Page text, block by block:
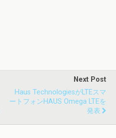
Next Post
Haus TechnologiesがLTEスマ
ートフォンHAUS Omega LTEを
発表